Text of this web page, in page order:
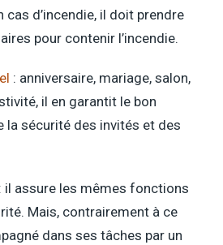
cas d’incendie, il doit prendre
pour contenir l’incendie.
: anniversaire, mariage, salon,
il en garantit le bon
la sécurité des invités et des
: il assure les mêmes fonctions
Mais, contrairement à ce
dans ses tâches par un